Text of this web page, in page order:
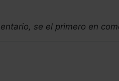
se el primero en